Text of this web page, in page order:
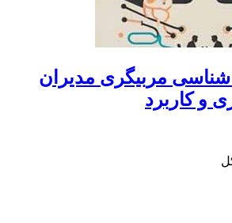
مربیگری مدیران
و کاربرد